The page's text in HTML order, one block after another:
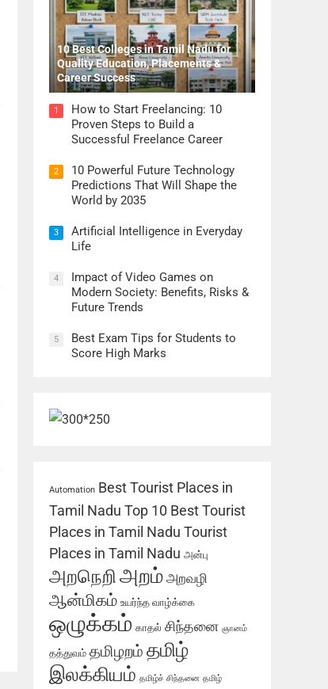
10 Best Colleges in Tamil Nadu for
Quality Education, Placements &
Career Success
1
How to Start Freelancing: 10
Proven Steps to Build a
Successful Freelance Career
2
10 Powerful Future Technology
Predictions That Will Shape the
World by 2035
3
Artificial Intelligence in Everyday
Life
4
Impact of Video Games on
Modern Society: Benefits, Risks &
Future Trends
5
Best Exam Tips for Students to
Score High Marks
Automation Best Tourist Places in
Tamil Nadu Top 10 Best Tourist
Places in Tamil Nadu Tourist
Places in Tamil Nadu அன்பு
அறநெறிஅறம் அறவழி
ஆன்மிகம் உயர்ந்த வாழ்க்கை
ஒழுக்கம் காதல் சிந்தனை ஞானம்
தத்துவம் தமிழறம் தமிழ்
இலக்கியம் தமிழ்ச் சிந்தனை தமிழ்